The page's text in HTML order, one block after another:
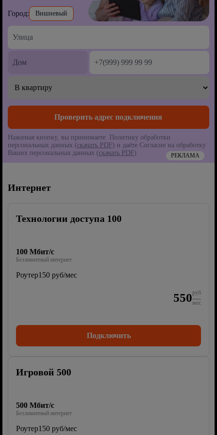
Город: Вишневый
Нажимая кнопку, вы принимаете Политику обработки
персональных данных (скачать PDF) и даёте Согласие на обработку
Ваших персональных данных (скачать PDF) РЕКЛАМА
Интернет
Технологии доступа 100
100 Мбит/с
Безлимитный интернет
Роутер150 руб/мес
550руб
мес
Подключить
Игровой 500
500 Мбит/с
Безлимитный интернет
Роутер150 руб/мес